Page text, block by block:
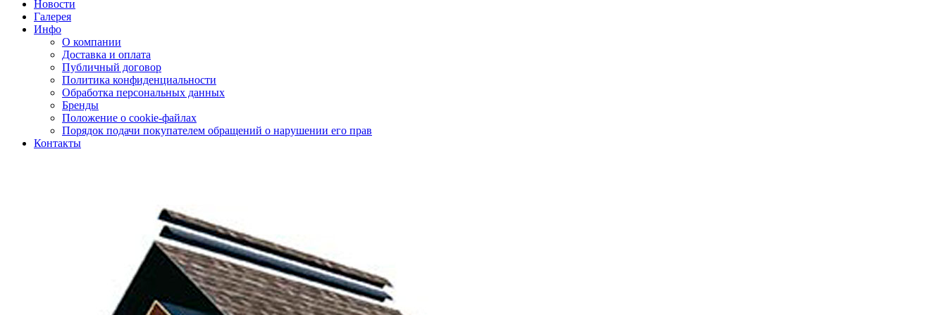
Новости
Галерея
Инфо
О компании
Доставка и оплата
Публичный договор
Политика конфиденциальности
Обработка персональных данных
Бренды
Положение о cookie-файлах
Порядок подачи покупателем обращений о нарушении его прав
Контакты